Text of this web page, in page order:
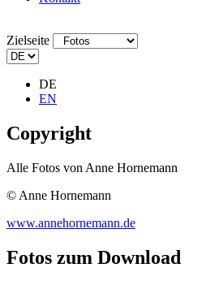
Zielseite
DE
EN
Copyright
Alle Fotos von Anne Hornemann
© Anne Hornemann
www.annehornemann.de
Fotos zum Download